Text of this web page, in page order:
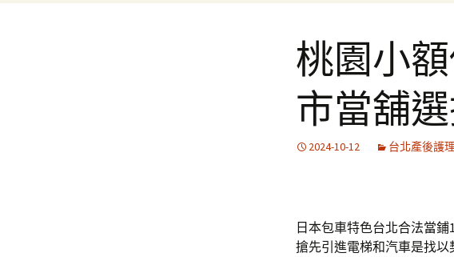
桃園小
市當舖
2024-10-12 台北產後護
日本包車特色台北合法當鋪
搶先引進電梯和汽車是找